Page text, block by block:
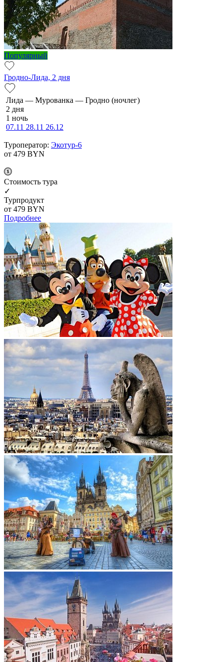
Популярный
Гродно-Лида, 2 дня
Ли­да — Мурованка — Грод­но (ночлег)
2 дня
1 ночь
07.11 28.11 26.12
Туроператор: Экотур-6
от 479 BYN
Cтоимость тура
✓
Турпродукт
от 479 BYN
Подробнее